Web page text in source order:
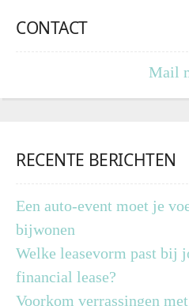
CONTACT
Mail
RECENTE BERICHTEN
Een auto-event moet je
bijwonen
Welke leasevorm past bij
financial lease?
Voorkom verrassingen